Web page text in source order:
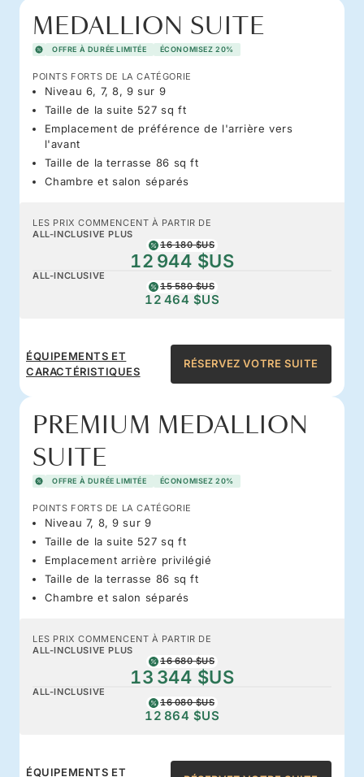
MEDALLION SUITE
OFFRE À DURÉE LIMITÉE ÉCONOMISEZ 20%
POINTS FORTS DE LA CATÉGORIE
Niveau 6, 7, 8, 9 sur 9
Taille de la suite 527 sq ft
Emplacement de préférence de l'arrière vers
l'avant
Taille de la terrasse 86 sq ft
Chambre et salon séparés
LES PRIX COMMENCENT À PARTIR DE
ALL-INCLUSIVE PLUS
16 180 $US
12 944 $US
ALL-INCLUSIVE
15 580 $US
12 464 $US
ÉQUIPEMENTS ET
CARACTÉRISTIQUES
RÉSERVEZ VOTRE SUITE
PREMIUM MEDALLION
SUITE
OFFRE À DURÉE LIMITÉE ÉCONOMISEZ 20%
POINTS FORTS DE LA CATÉGORIE
Niveau 7, 8, 9 sur 9
Taille de la suite 527 sq ft
Emplacement arrière privilégié
Taille de la terrasse 86 sq ft
Chambre et salon séparés
LES PRIX COMMENCENT À PARTIR DE
ALL-INCLUSIVE PLUS
16 680 $US
13 344 $US
ALL-INCLUSIVE
16 080 $US
12 864 $US
ÉQUIPEMENTS ET